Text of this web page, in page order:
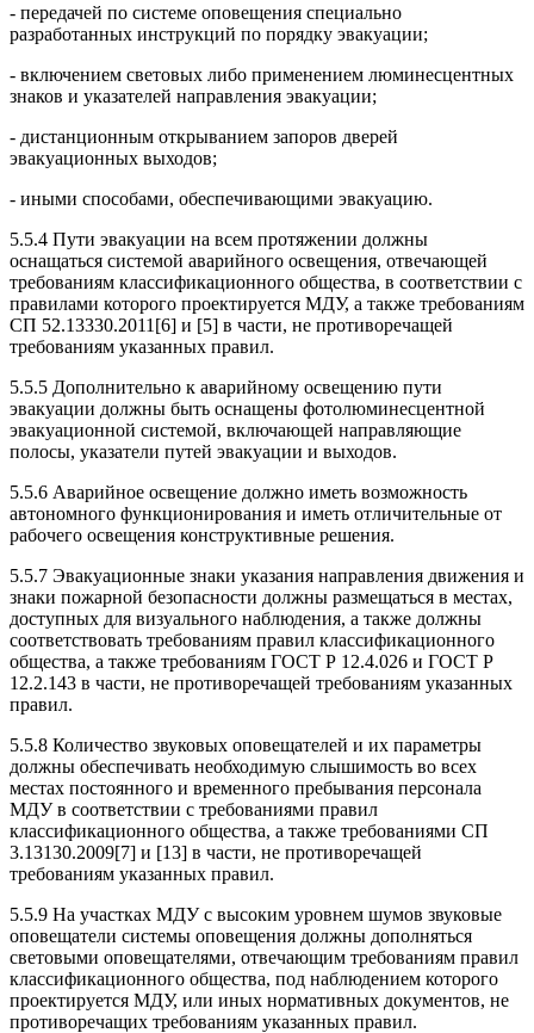
- передачей по системе оповещения специально
разработанных инструкций по порядку эвакуации;
- включением световых либо применением люминесцентных
знаков и указателей направления эвакуации;
- дистанционным открыванием запоров дверей
эвакуационных выходов;
- иными способами, обеспечивающими эвакуацию.
5.5.4 Пути эвакуации на всем протяжении должны
оснащаться системой аварийного освещения, отвечающей
требованиям классификационного общества, в соответствии с
правилами которого проектируется МДУ, а также требованиям
СП 52.13330.2011[6] и [5] в части, не противоречащей
требованиям указанных правил.
5.5.5 Дополнительно к аварийному освещению пути
эвакуации должны быть оснащены фотолюминесцентной
эвакуационной системой, включающей направляющие
полосы, указатели путей эвакуации и выходов.
5.5.6 Аварийное освещение должно иметь возможность
автономного функционирования и иметь отличительные от
рабочего освещения конструктивные решения.
5.5.7 Эвакуационные знаки указания направления движения и
знаки пожарной безопасности должны размещаться в местах,
доступных для визуального наблюдения, а также должны
соответствовать требованиям правил классификационного
общества, а также требованиям ГОСТ Р 12.4.026 и ГОСТ Р
12.2.143 в части, не противоречащей требованиям указанных
правил.
5.5.8 Количество звуковых оповещателей и их параметры
должны обеспечивать необходимую слышимость во всех
местах постоянного и временного пребывания персонала
МДУ в соответствии с требованиями правил
классификационного общества, а также требованиями СП
3.13130.2009[7] и [13] в части, не противоречащей
требованиям указанных правил.
5.5.9 На участках МДУ с высоким уровнем шумов звуковые
оповещатели системы оповещения должны дополняться
световыми оповещателями, отвечающим требованиям правил
классификационного общества, под наблюдением которого
проектируется МДУ, или иных нормативных документов, не
противоречащих требованиям указанных правил.